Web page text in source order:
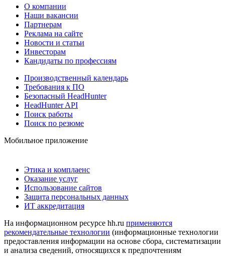
О компании
Наши вакансии
Партнерам
Реклама на сайте
Новости и статьи
Инвесторам
Кандидаты по профессиям
Производственный календарь
Требования к ПО
Безопасный HeadHunter
HeadHunter API
Поиск работы
Поиск по резюме
Мобильное приложение
Этика и комплаенс
Оказание услуг
Использование сайтов
Защита персональных данных
ИТ аккредитация
На информационном ресурсе hh.ru применяются
рекомендательные технологии (информационные технологии
предоставления информации на основе сбора, систематизации
и анализа сведений, относящихся к предпочтениям